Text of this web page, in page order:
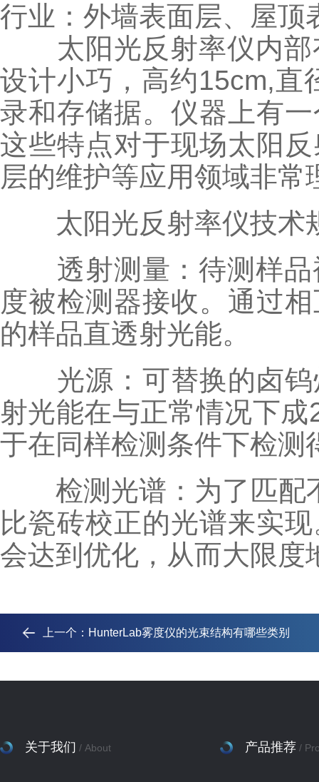
行业：外墙表面层、屋顶
太阳光反射率仪内部
设计小巧，高约15cm,直
录和存储据。仪器上有
这些特点对于现场太阳
层的维护等应用领域非常
太阳光反射率仪技术
透射测量：待测样品
度被检测器接收。通过
的样品直透射光能。
光源：可替换的卤钨
射光能在与正常情况下
于在同样检测条件下检测
检测光谱：为了匹配不
比瓷砖校正的光谱来实
会达到优化，从而大限度
上一个： HunterLab雾度仪的光束结构有哪些类别
关于我们 / About 产品推荐 /